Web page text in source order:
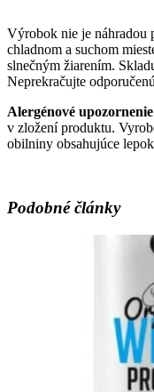
Výrobok nie je náhradou
chladnom a suchom
slnečným žiarením.
Neprekračujte
Alergénové
v zložení produktu.
obilniny obsahujúce
Podobné články